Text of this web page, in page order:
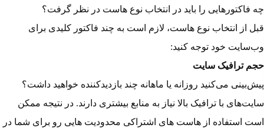
چه فاکتورهایی را باید در انتخاب نوع هاست در نظر گرفت؟
قبل از انتخاب نوع هاست، لازم است به چند فاکتور کلیدی برای
وب‌سایت خود توجه کنید:
حجم ترافیک سایت
پیش‌بینی می‌کنید روزانه یا ماهانه چند بازدیدکننده خواهید داشت؟
سایت‌های با ترافیک بالا نیاز به منابع بیشتری دارند. در نتیجه ممکن
است استفاده از هاست های اشتراکی محدودیت هایی رو برای شما در